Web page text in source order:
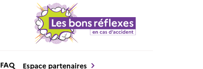
FAQ Espace partenaires